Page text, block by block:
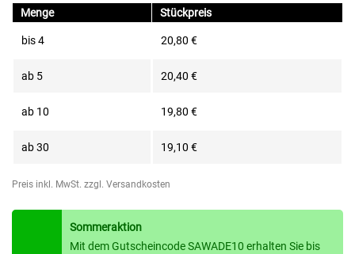
Menge Stückpreis
bis4 20,80 €
ab 5 20,40 €
ab 10 19,80 €
ab30 19,10 €
Preis inkl. MwSt. zzgl. Versandkosten
Sommeraktion
Mit dem Gutscheincode SAWADE10 erhalten Sie bis